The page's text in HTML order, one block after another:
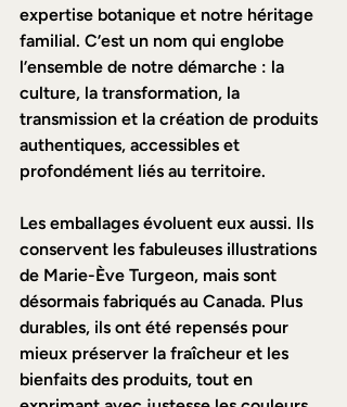
expertise botanique et notre héritage
familial. C’est un nom qui englobe
l’ensemble de notre démarche : la
culture, la transformation, la
transmission et la création de produits
authentiques, accessibles et
profondément liés au territoire.
Les emballages évoluent eux aussi. Ils
conservent les fabuleuses illustrations
de Marie-Ève Turgeon, mais sont
désormais fabriqués au Canada. Plus
durables, ils ont été repensés pour
mieux préserver la fraîcheur et les
bienfaits des produits, tout en